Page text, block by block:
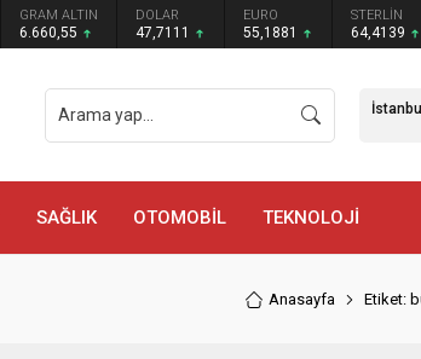
GRAM ALTIN
6.660,55
DOLAR
47,7111
EURO
55,1881
STERLİN
64,4139
SAĞLIK OTOMOBİL TEKNOLOJİ
Anasayfa Etiket: